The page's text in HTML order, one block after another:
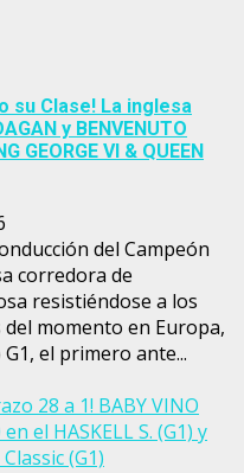
su Clase! La inglesa
y BENVENUTO
GEORGE VI & QUEEN
del Campeón
corredora de
resistiéndose a los
momento en Europa,
el primero ante...
28 a 1! BABY VINO
el HASKELL S. (G1) y
(G1)